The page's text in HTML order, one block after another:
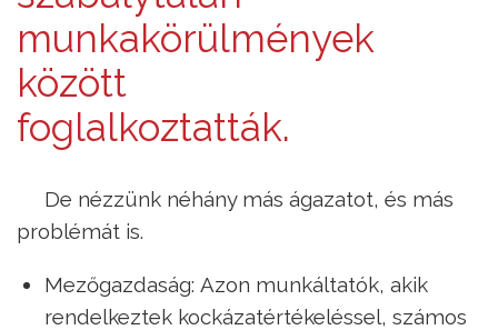
munkakörülmények
között
foglalkoztatták.
De nézzünk néhány más ágazatot, és más
problémát is.
Mezőgazdaság: Azon munkáltatók, akik
rendelkeztek kockázatértékeléssel, számos